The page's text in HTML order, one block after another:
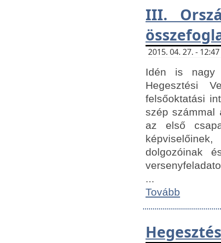
III.
2015. 04. 27. -
Idén is nagy
Hegesztési
felsőoktatási
szép számmal
az első
dolgozóinak
...
Tovább